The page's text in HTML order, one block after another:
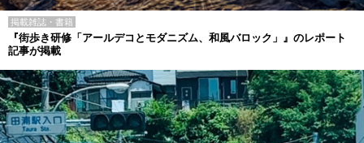
掲載雑誌・書籍
『街歩き研修「アールデコとモダニズム、和風バロック」』のレポート
記事が掲載